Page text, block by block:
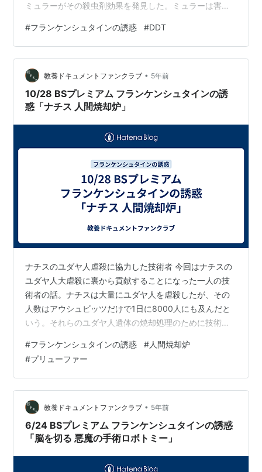
ミュラーがその殺虫剤効果を発見した。ミュラーは害虫
いた。そこでの条件は大量合成が可能であること、さら
に哺乳類等には低毒であり、あらゆる害虫に効果がある
ことなど7つの条件を設定し、接触によって効果を発揮す
る殺虫剤の開発を目指して開発を続けた。その結果、4年
間で349種類もの化学物質を調べて350番目にDDTを発
見する。なおDDT自体は6…
#フランケンシュタインの誘惑 #DDT
教養ドキュメントファンクラブ • 5年前
10/28 BSプレミアム フランケンシュタインの誘
惑「ナチス 人間焼却炉」
ナチスのユダヤ人虐殺に協力した技術者 今回はナチスの
ユダヤ人大虐殺に裏から貢献することになった一人の技
術者の話。ナチスは大量にユダヤ人を虐殺したが、その
人数はアウシュビッツだけで1日に8000人にも及んだと
いう。それらのユダヤ人遺体の焼却処理のために技術面
ト・プリューファーである。 労働者家庭から大企業に入
社して火葬の専門家となる プリューファーはドイツの貧
しい労働者階級の家庭に生まれた。彼は中等教育を終え
た後、すぐに建築現場で働くが、上昇志向の非常に強か
った彼は3年後専門学校に入って建築を学ぶ。その後、彼
は地元を代表する大メーカーであるトプフ…
#フランケンシュタインの誘惑 #人間焼却炉
#プリューファー
教養ドキュメントファンクラブ • 5年前
6/24 BSプレミアム フランケンシュタインの誘惑
「脳を切る 悪魔の手術ロボトミー」